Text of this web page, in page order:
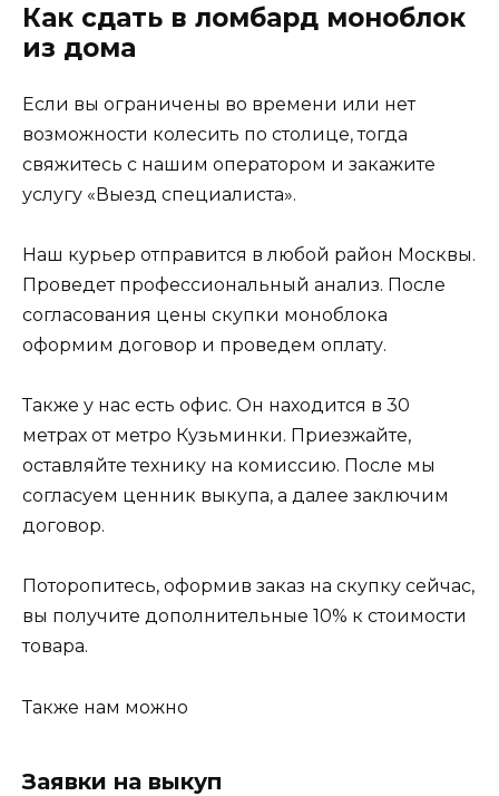
Как сдать в ломбард моноблок
из дома
Если вы ограничены во времени или нет
возможности колесить по столице, тогда
свяжитесь с нашим оператором и закажите
услугу «Выезд специалиста».
Наш курьер отправится в любой район Москвы.
Проведет профессиональный анализ. После
согласования цены скупки моноблока
оформим договор и проведем оплату.
Также у нас есть офис. Он находится в 30
метрах от метро Кузьминки. Приезжайте,
оставляйте технику на комиссию. После мы
согласуем ценник выкупа, а далее заключим
договор.
Поторопитесь, оформив заказ на скупку сейчас,
вы получите дополнительные 10% к стоимости
товара.
Также нам можно
Заявки на выкуп